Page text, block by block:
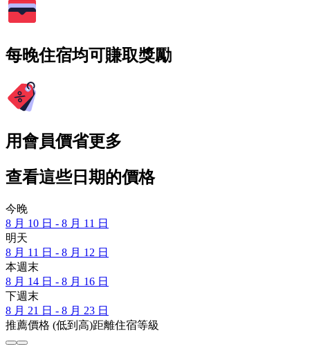
每晚住宿均可賺取獎勵
用會員價省更多
查看這些日期的價格
今晚
8 月 10 日 - 8 月 11 日
明天
8 月 11 日 - 8 月 12 日
本週末
8 月 14 日 - 8 月 16 日
下週末
8 月 21 日 - 8 月 23 日
推薦價格 (低到高)距離住宿等級